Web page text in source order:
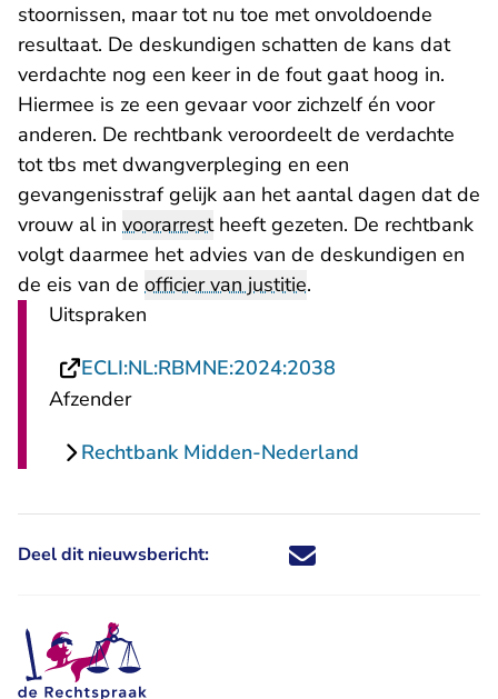
stoornissen, maar tot nu toe met onvoldoende
resultaat. De deskundigen schatten de kans dat
verdachte nog een keer in de fout gaat hoog in.
Hiermee is ze een gevaar voor zichzelf én voor
anderen. De rechtbank veroordeelt de verdachte
tot tbs met dwangverpleging en een
gevangenisstraf gelijk aan het aantal dagen dat de
vrouw al in voorarrestheeft gezeten. De rechtbank
volgt daarmee het advies van de deskundigen en
de eis van de officier van justitie.
Uitspraken
ECLI:NL:RBMNE:2024:2038
Afzender
Rechtbank Midden-Nederland
Deel dit nieuwsbericht: Deel dit nieuwsbericht via X -
Deel dit nieuwsbericht via
Deel dit nieuwsbericht
Deel dit